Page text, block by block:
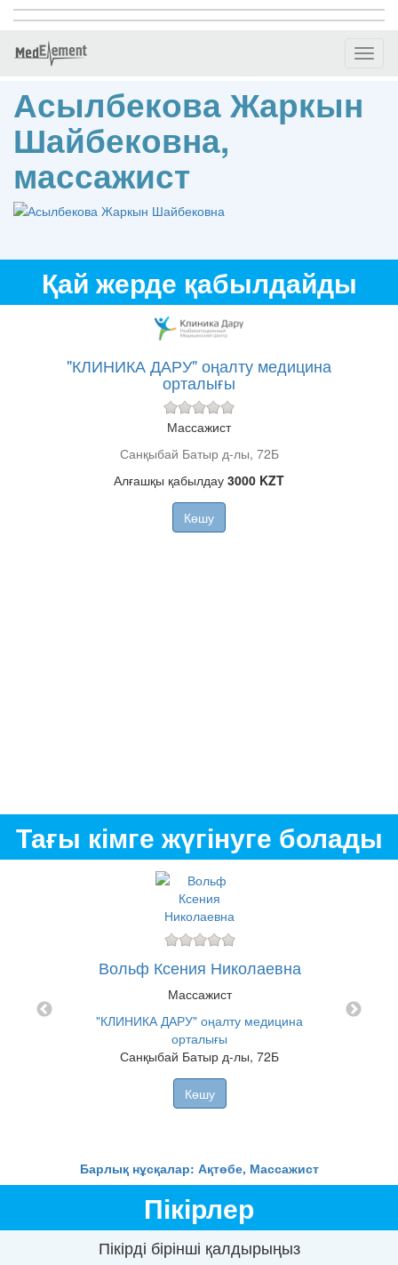
Асылбекова Жаркын
Шайбековна,
массажист
Қай жерде қабылдайды
"КЛИНИКА ДАРУ" оңалту медицина
орталығы
Массажист
Санқыбай Батыр д-лы, 72Б
Алғашқы қабылдау 3000 KZT
Көшу
Тағы кімге жүгінуге болады
Вольф Ксения Николаевна
Массажист
"КЛИНИКА ДАРУ" оңалту медицина
орталығы
Санқыбай Батыр д-лы, 72Б
Көшу
Барлық нұсқалар: Ақтөбе, Массажист
Пікірлер
Пікірді бірінші қалдырыңыз